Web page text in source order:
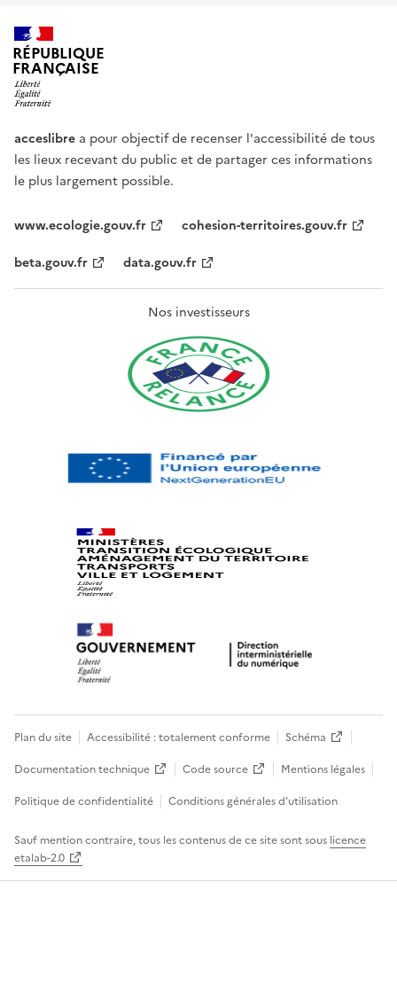
RÉPUBLIQUE
FRANÇAISE
acceslibre a pour objectif de recenser l'accessibilité de tous
les lieux recevant du public et de partager ces informations
le plus largement possible.
www.ecologie.gouv.fr
cohesion-territoires.gouv.fr
beta.gouv.fr
data.gouv.fr
Nos investisseurs
Plan du site Accessibilité : totalement conforme
Schéma
Documentation technique
Code source
Mentions légales
Politique de confidentialité
Conditions générales d’utilisation
Sauf mention contraire, tous les contenus de ce site sont sous licence
etalab-2.0